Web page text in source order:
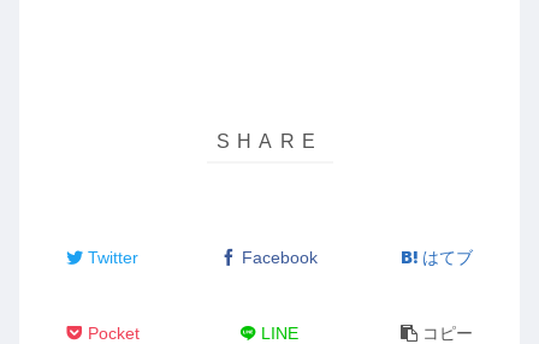
Twitter Facebook はてブ
Pocket LINE コピー